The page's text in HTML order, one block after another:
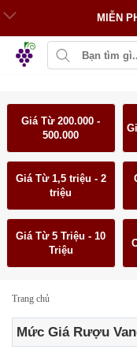
MIỄN
Giá Từ 200.000 -
500.000
Giá Từ 1,5 triệu - 2
triệu
Giá Từ 5 Triệu - 10
Triệu
Trang chủ
Mức Giá Rượu